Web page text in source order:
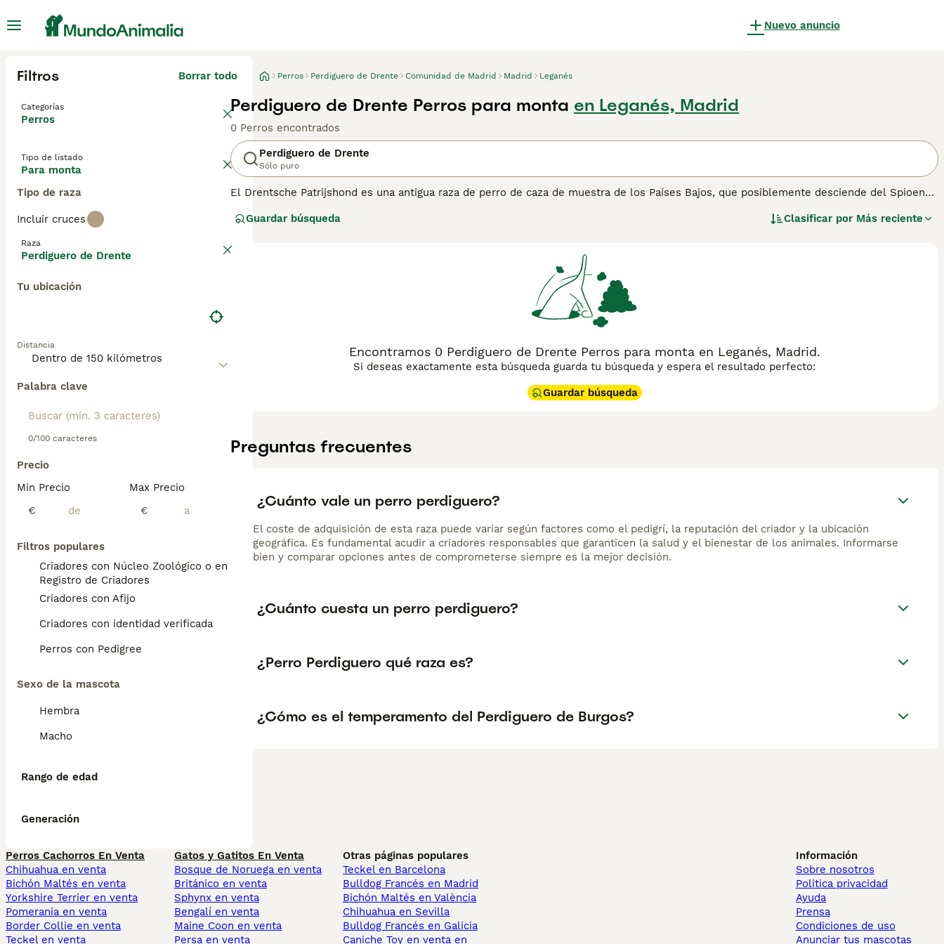
Nuevo anuncio
Filtros Borrar todo
Categorías
Perros
Tipo de listado
Para monta
Tipo de raza
Incluir cruces
Raza
Perdiguero de Drente
Tu ubicación
Distancia
Palabra clave
0/100 caracteres
Precio
Min Precio
€
Max Precio
€
Filtros populares
Criadores con Núcleo Zoológico o en el
Registro de Criadores
Criadores con Afijo
Criadores con identidad verificada
Perros con Pedigree
Sexo de la mascota
Hembra
Macho
Rango de edad
Generación
Perros Perdiguero de Drente Comunidad de Madrid Madrid Leganés
Perdiguero de Drente Perros para monta en Leganés, Madrid
0 Perros encontrados
Perdiguero de Drente
Sólo puro
El Drentsche Patrijshond es una antigua raza de perro de caza de muestra de los Países Bajos, que posiblemente desciende del Spioen
página de consejos sobre el
Guardar búsqueda Clasificar por Más reciente
Encontramos 0 Perdiguero de Drente Perros para monta en Leganés, Madrid.
Si deseas exactamente esta búsqueda guarda tu búsqueda y espera el resultado perfecto:
Guardar búsqueda
Preguntas frecuentes
¿Cuánto vale un perro perdiguero?
El coste de adquisición de esta raza puede variar según factores como el pedigrí, la reputación del criador y la ubicación
geográfica. Es fundamental acudir a criadores responsables que garanticen la salud y el bienestar de los animales. Informarse
bien y comparar opciones antes de comprometerse siempre es la mejor decisión.
¿Cuánto cuesta un perro perdiguero?
¿Perro Perdiguero qué raza es?
¿Cómo es el temperamento del Perdiguero de Burgos?
Perros Cachorros En Venta
Chihuahua en venta
Bichón Maltés en venta
Yorkshire Terrier en venta
Pomerania en venta
Border Collie en venta
Teckel en venta
Gatos y Gatitos En Venta
Bosque de Noruega en venta
Británico en venta
Sphynx en venta
Bengalí en venta
Maine Coon en venta
Persa en venta
Otras páginas populares
Teckel en Barcelona
Bulldog Francés en Madrid
Bichón Maltés en València
Chihuahua en Sevilla
Bulldog Francés en Galicia
Caniche Toy en venta en
Información
Sobre nosotros
Politica privacidad
Ayuda
Prensa
Condiciones de uso
Anunciar tus mascotas